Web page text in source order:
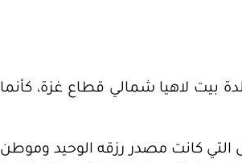
أمام أرضه في بلدة بيت لاهيا شمالي قطاع غزة، كأنما
كانت مصدر رزقه الوحيد وموطن